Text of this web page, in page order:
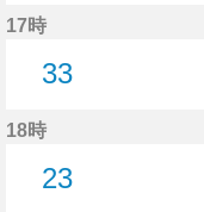
17時
33
18時
23